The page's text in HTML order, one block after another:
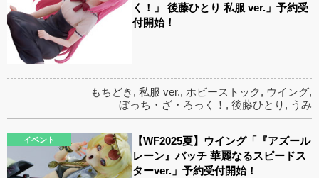
く！」 後藤ひとり 私服 ver.」予約受
付開始！
もちどき , 私服 ver., ホビーストック, ウイング,
ぼっち・ざ・ろっく！ , 後藤ひとり , うみ
イベント
【WF2025夏】ウイング「『アズール
レーン』バッチ 華麗なるスピードス
ターver.」予約受付開始！